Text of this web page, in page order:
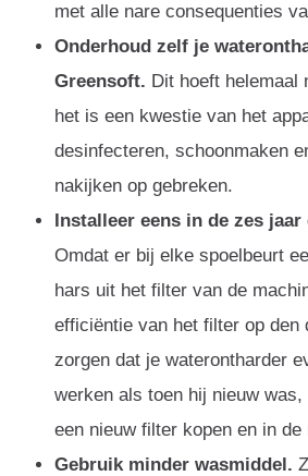
met alle nare consequenties
Onderhoud zelf je
Greensoft. Dit hoeft helemaal
het is een kwestie van het
desinfecteren, schoonmaken
nakijken op gebreken.
Installeer eens in de zes
Omdat er bij elke spoelbeurt
hars uit het filter van de
efficiëntie van het filter op den
zorgen dat je waterontharder
werken als toen hij nieuw
een nieuw filter kopen en in
Gebruik minder wasmiddel.